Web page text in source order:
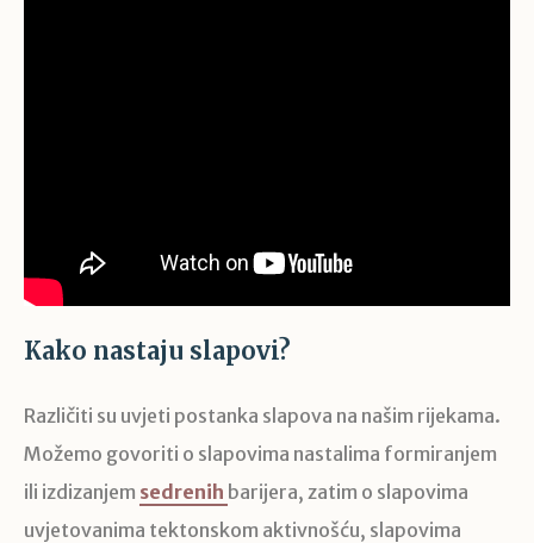
Kako nastaju slapovi?
Različiti su uvjeti postanka slapova na našim rijekama.
Možemo govoriti o slapovima nastalima formiranjem
ili izdizanjem sedrenih barijera, zatim o slapovima
uvjetovanima tektonskom aktivnošću, slapovima